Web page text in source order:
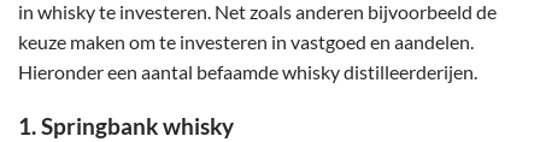
in whisky te investeren. Net zoals anderen bijvoorbeeld de
keuze maken om te investeren in vastgoed en aandelen.
Hieronder een aantal befaamde whisky distilleerderijen.
1. Springbank whisky